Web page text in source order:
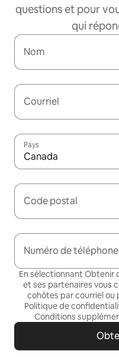
questions et pour
qui
Nom
Courriel
Pays
Canada
Code postal
Numéro de téléphone
En sélectionnant Obtenir
et ses partenaires vous
cohôtes par courriel ou
Politique de
Conditions